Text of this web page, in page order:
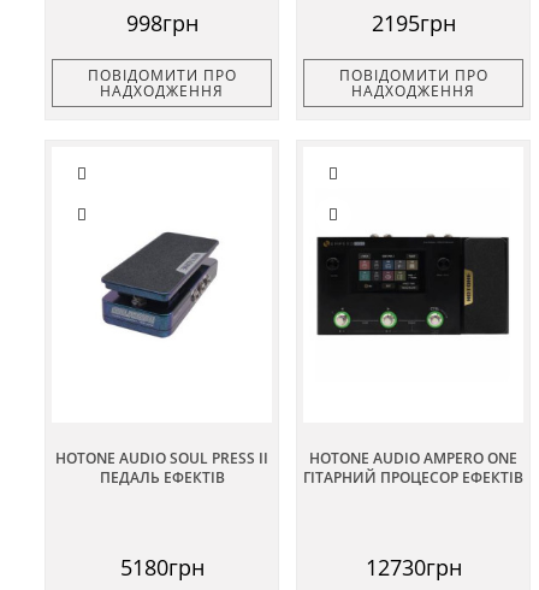
998грн
ПОВІДОМИТИ ПРО
НАДХОДЖЕННЯ
2195грн
ПОВІДОМИТИ ПРО
НАДХОДЖЕННЯ
HOTONE AUDIO SOUL PRESS II
ПЕДАЛЬ ЕФЕКТІВ
5180грн
HOTONE AUDIO AMPERO ONE
ГІТАРНИЙ ПРОЦЕСОР ЕФЕКТІВ
12730грн